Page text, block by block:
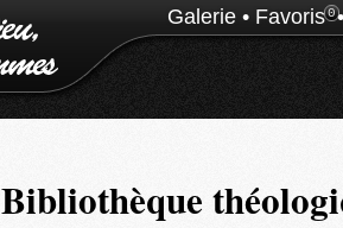
Galerie • Favoris0
Bibliothèque